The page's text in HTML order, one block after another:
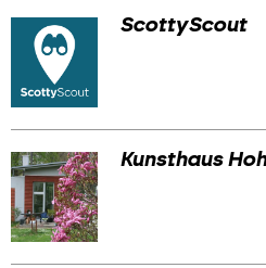
ScottyScout
Kunsthaus